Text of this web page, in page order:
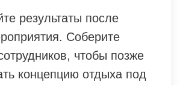
результаты после
Соберите
чтобы позже
концепцию отдыха под